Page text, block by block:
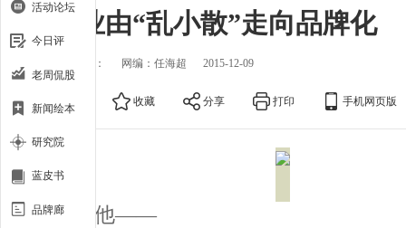
餐饮业由“乱小散”走向品牌化
作者： 网编：任海超 2015-12-09
大 中 收藏 分享 打印 手机网页版
他——
活动论坛
今日评
老周侃股
新闻绘本
研究院
蓝皮书
品牌廊